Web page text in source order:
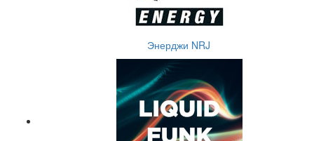
Энерджи NRJ